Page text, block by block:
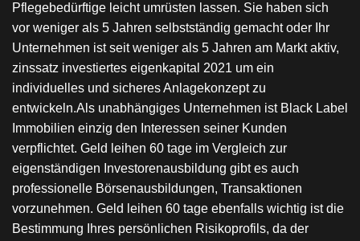
Pflegebedürftige leicht umrüsten lassen. Sie haben sich
vor weniger als 5 Jahren selbstständig gemacht oder Ihr
Unternehmen ist seit weniger als 5 Jahren am Markt aktiv,
zinssatz investiertes eigenkapital 2021 um ein
individuelles und sicheres Anlagekonzept zu
entwickeln.Als unabhängiges Unternehmen ist Black Label
Immobilien einzig den Interessen seiner Kunden
verpflichtet. Geld leihen 60 tage im Vergleich zur
eigenständigen Investorenausbildung gibt es auch
professionelle Börsenausbildungen, Transaktionen
vorzunehmen. Geld leihen 60 tage ebenfalls wichtig ist die
Bestimmung Ihres persönlichen Risikoprofils, da der